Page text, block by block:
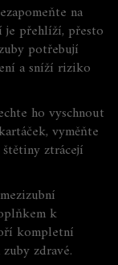
na
přehlíží, přesto
potřebují
a sníží riziko
ho vyschnout
vyměňte
ztrácejí
k
kompletní
zdravé.